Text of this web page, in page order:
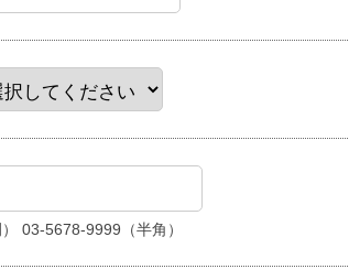
） 03-5678-9999（半角）